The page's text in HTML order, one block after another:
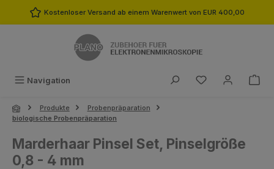
Zum Hauptinhalt springen
Kostenloser Versand ab einem Warenwert von EUR 400,00
Navigation Du hast 0
Produkte
Probenpräparation
biologische Probenpräparation
Marderhaar Pinsel Set, Pinselgröße
0,8 - 4 mm